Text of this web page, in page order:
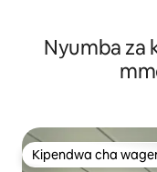
Nyumba za
Kipendwa cha
Kipendwa cha